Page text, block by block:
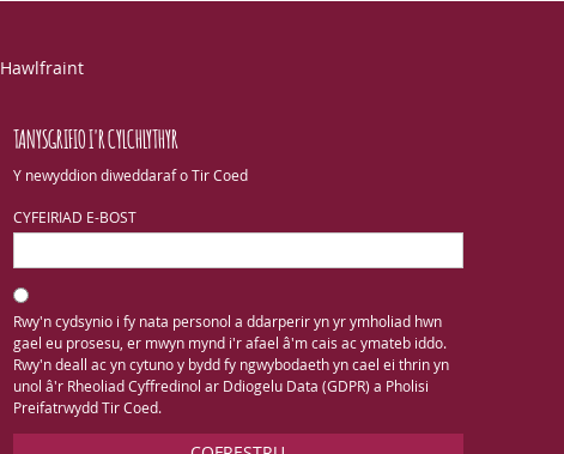
Hawlfraint
TANYSGRIFIO I'R CYLCHLYTHYR
Y newyddion diweddaraf o Tir Coed
CYFEIRIAD E-BOST
Rwy'n cydsynio i fy nata personol a ddarperir yn yr ymholiad hwn
gael eu prosesu, er mwyn mynd i'r afael â'm cais ac ymateb iddo.
Rwy'n deall ac yn cytuno y bydd fy ngwybodaeth yn cael ei thrin yn
unol â'r Rheoliad Cyffredinol ar Ddiogelu Data (GDPR) a Pholisi
Preifatrwydd Tir Coed.